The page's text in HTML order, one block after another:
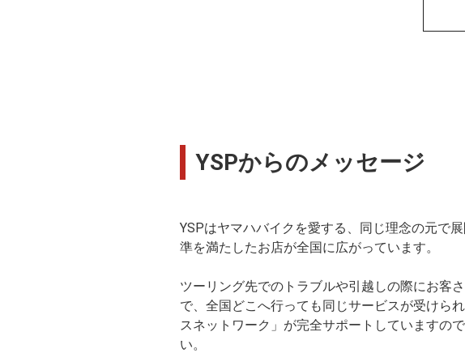
YSPからのメッセージ
YSPはヤマハバイクを愛する、同じ理念の元で
準を満たしたお店が全国に広がっています。
ツーリング先でのトラブルや引越しの際にお客
で、全国どこへ行っても同じサービスが受けら
スネットワーク」が完全サポートしていますの
い。